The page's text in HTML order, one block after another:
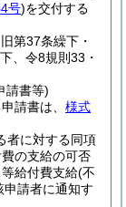
号)を交付する
第37条繰下・
、令8規則33・
請書等)
請書は、 様式
者に対する同項
の支給の可否
給付費支給(不
申請者に通知す